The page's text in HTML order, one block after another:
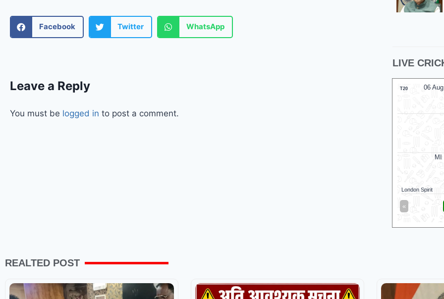
Facebook Twitter WhatsApp
Leave a Reply
You must be logged in to post a comment.
LIVE
06
T20
MI
Mi London Women
London Spirit
«
REALTED POST